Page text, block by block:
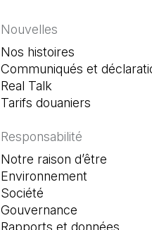
Nouvelles
Nos histoires
Communiqués et
Real Talk
Tarifs douaniers
Responsabilité
Notre raison d’être
Environnement
Société
Gouvernance
Rapports et données